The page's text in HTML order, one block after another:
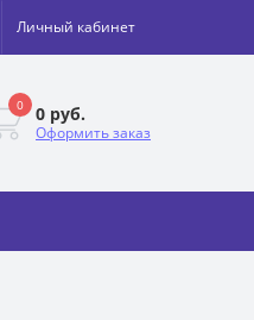
Личный кабинет
0 0 руб.
Оформить заказ